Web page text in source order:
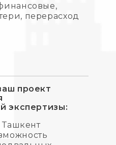
перерасход
проект
экспертизы:
Ташкент